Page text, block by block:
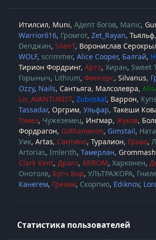
Итилсил Muni Адепт богов Manic
Warrior616 Громгот Zet_Rayan Тьяльф
Denджин SilenT Воронислав
WOLF scrimmer Alice Cooper Балгай
Тирион Фордринг Арто Хиран Sweet
Горыныч Lithium Фингерс Silvanus
Ozzy Nails Сантьяга Малсолевра
Lis_AVANTURIST Zuboskal Варрон
Tassadar Оргрим Ульфар Такеши
Гомез Чужеземец Ингмар Жуков
Фордрагон Gothameron Gimstail
Уик Artas Сантино Туралион Граво
Artorias Imlerith Тамерлан
Clark Kent Драго ARROM Харконен
Онотоле Бутч Вор УЛЬТРАЖОРА
Канегем Грехэм Скорпио Ediknov
Статистика пользователей